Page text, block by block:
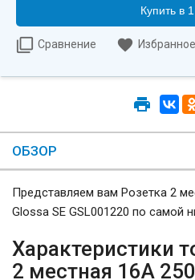
Купить в
Сравнение Избранное
ОБЗОР
Представляем вам Розетка 2
Glossa SE GSL001220 по самой
Характеристики
2 местная 16А